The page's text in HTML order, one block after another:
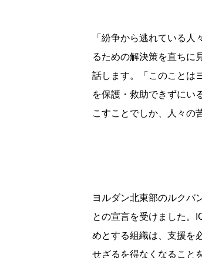
「紛争から逃れている
るための解決策を直ちに
話します。「このことは
を保護・救助できずにい
こすことでしか、人々の
ヨルダン北東部のルクバ
との宣言を受けました。
めとする組織は、支援を
せざるを得なくなること